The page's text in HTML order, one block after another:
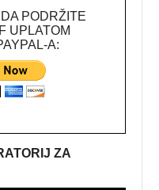
PODRŽITE
UPLATOM
A:
ZA